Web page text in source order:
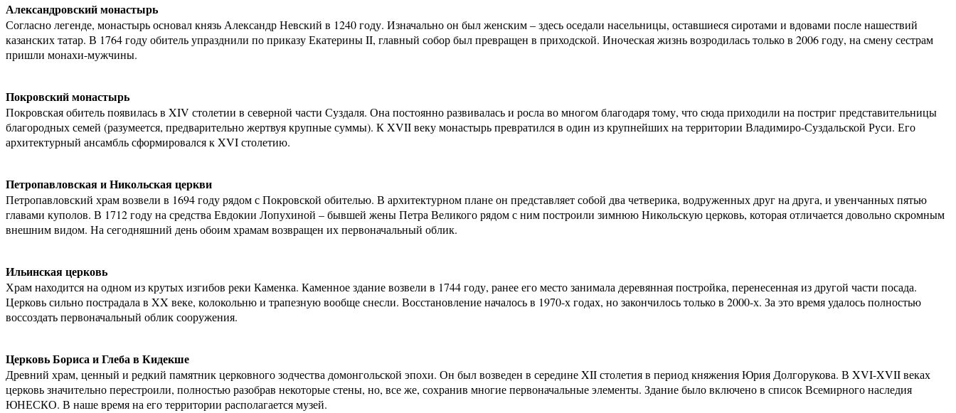
Александровский монастырь
Согласно легенде, монастырь основал князь Александр Невский в 1240 году. Изначально он был женским – здесь оседали насельницы, оставшиеся сиротами и вдовами после нашествий
казанских татар. В 1764 году обитель упразднили по приказу Екатерины II, главный собор был превращен в приходской. Иноческая жизнь возродилась только в 2006 году, на смену сестрам
пришли монахи-мужчины.
Покровский монастырь
Покровская обитель появилась в XIV столетии в северной части Суздаля. Она постоянно развивалась и росла во многом благодаря тому, что сюда приходили на постриг представительницы
благородных семей (разумеется, предварительно жертвуя крупные суммы). К XVII веку монастырь превратился в один из крупнейших на территории Владимиро-Суздальской Руси. Его
архитектурный ансамбль сформировался к XVI столетию.
Петропавловская и Никольская церкви
Петропавловский храм возвели в 1694 году рядом с Покровской обителью. В архитектурном плане он представляет собой два четверика, водруженных друг на друга, и увенчанных пятью
главами куполов. В 1712 году на средства Евдокии Лопухиной – бывшей жены Петра Великого рядом с ним построили зимнюю Никольскую церковь, которая отличается довольно скромным
внешним видом. На сегодняшний день обоим храмам возвращен их первоначальный облик.
Ильинская церковь
Храм находится на одном из крутых изгибов реки Каменка. Каменное здание возвели в 1744 году, ранее его место занимала деревянная постройка, перенесенная из другой части посада.
Церковь сильно пострадала в XX веке, колокольню и трапезную вообще снесли. Восстановление началось в 1970-х годах, но закончилось только в 2000-х. За это время удалось полностью
воссоздать первоначальный облик сооружения.
Церковь Бориса и Глеба в Кидекше
Древний храм, ценный и редкий памятник церковного зодчества домонгольской эпохи. Он был возведен в середине XII столетия в период княжения Юрия Долгорукова. В XVI-XVII веках
церковь значительно перестроили, полностью разобрав некоторые стены, но, все же, сохранив многие первоначальные элементы. Здание было включено в список Всемирного наследия
ЮНЕСКО. В наше время на его территории располагается музей.